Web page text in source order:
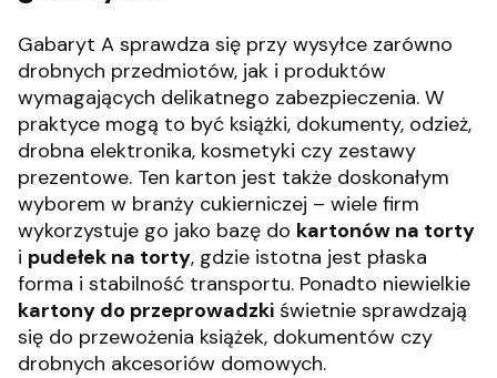
Gabaryt A sprawdza się przy wysyłce zarówno
drobnych przedmiotów, jak i produktów
wymagających delikatnego zabezpieczenia. W
praktyce mogą to być książki, dokumenty, odzież,
drobna elektronika, kosmetyki czy zestawy
prezentowe. Ten karton jest także doskonałym
wyborem w branży cukierniczej – wiele firm
wykorzystuje go jako bazę do kartonów na torty
i pudełek na torty, gdzie istotna jest płaska
forma i stabilność transportu. Ponadto niewielkie
kartony do przeprowadzki świetnie sprawdzają
się do przewożenia książek, dokumentów czy
drobnych akcesoriów domowych.